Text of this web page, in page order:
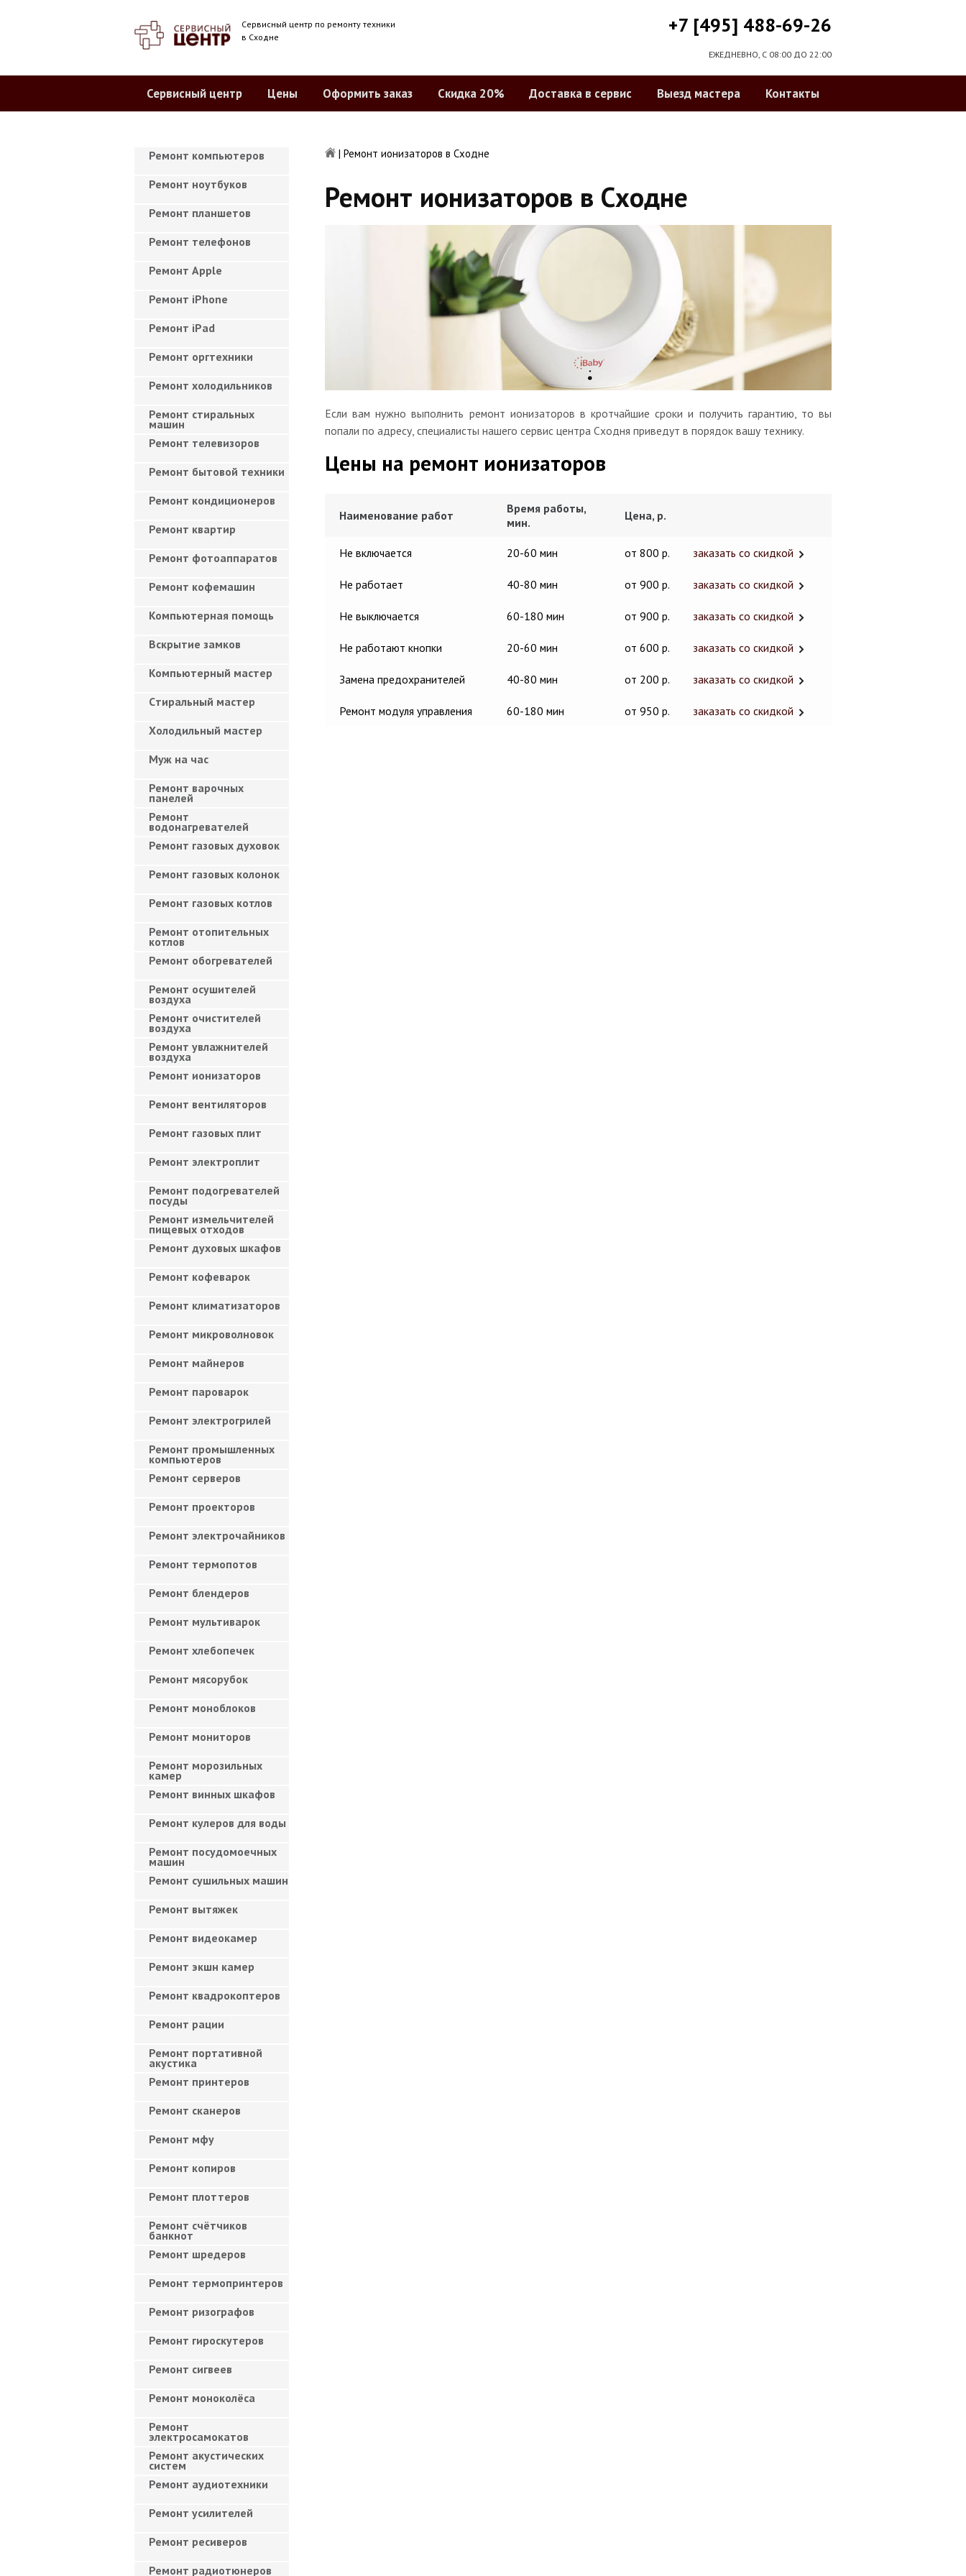
Сервисный центр по ремонту техники
в Сходне
+7 [495] 488-69-26
ЕЖЕДНЕВНО, С 08:00 ДО 22:00
Сервисный центр Цены Оформить заказ Скидка 20% Доставка в сервис Выезд мастера Контакты
| Ремонт ионизаторов в Сходне
Ремонт ионизаторов в Сходне
Если вам нужно выполнить ремонт ионизаторов в кротчайшие сроки и получить гарантию, то вы
попали по адресу, специалисты нашего сервис центра Сходня приведут в порядок вашу технику.
Цены на ремонт ионизаторов
Наименование работ
Время работы,
мин.
Цена, р.
Не включается 20-60 мин от 800 р. заказать со скидкой
Не работает 40-80 мин от 900 р. заказать со скидкой
Не выключается 60-180 мин от 900 р. заказать со скидкой
Не работают кнопки 20-60 мин от 600 р. заказать со скидкой
Замена предохранителей 40-80 мин от 200 р. заказать со скидкой
Ремонт модуля управления 60-180 мин от 950 р. заказать со скидкой
Ремонт компьютеров
Ремонт ноутбуков
Ремонт планшетов
Ремонт телефонов
Ремонт Apple
Ремонт iPhone
Ремонт iPad
Ремонт оргтехники
Ремонт холодильников
Ремонт стиральных
машин
Ремонт телевизоров
Ремонт бытовой техники
Ремонт кондиционеров
Ремонт квартир
Ремонт фотоаппаратов
Ремонт кофемашин
Компьютерная помощь
Вскрытие замков
Компьютерный мастер
Cтиральный мастер
Холодильный мастер
Муж на час
Ремонт варочных
панелей
Ремонт
водонагревателей
Ремонт газовых духовок
Ремонт газовых колонок
Ремонт газовых котлов
Ремонт отопительных
котлов
Ремонт обогревателей
Ремонт осушителей
воздуха
Ремонт очистителей
воздуха
Ремонт увлажнителей
воздуха
Ремонт ионизаторов
Ремонт вентиляторов
Ремонт газовых плит
Ремонт электроплит
Ремонт подогревателей
посуды
Ремонт измельчителей
пищевых отходов
Ремонт духовых шкафов
Ремонт кофеварок
Ремонт климатизаторов
Ремонт микроволновок
Ремонт майнеров
Ремонт пароварок
Ремонт электрогрилей
Ремонт промышленных
компьютеров
Ремонт серверов
Ремонт проекторов
Ремонт электрочайников
Ремонт термопотов
Ремонт блендеров
Ремонт мультиварок
Ремонт хлебопечек
Ремонт мясорубок
Ремонт моноблоков
Ремонт мониторов
Ремонт морозильных
камер
Ремонт винных шкафов
Ремонт кулеров для воды
Ремонт посудомоечных
машин
Ремонт сушильных машин
Ремонт вытяжек
Ремонт видеокамер
Ремонт экшн камер
Ремонт квадрокоптеров
Ремонт рации
Ремонт портативной
акустика
Ремонт принтеров
Ремонт сканеров
Ремонт мфу
Ремонт копиров
Ремонт плоттеров
Ремонт счётчиков
банкнот
Ремонт шредеров
Ремонт термопринтеров
Ремонт ризографов
Ремонт гироскутеров
Ремонт сигвеев
Ремонт моноколёса
Ремонт
электросамокатов
Ремонт акустических
систем
Ремонт аудиотехники
Ремонт усилителей
Ремонт ресиверов
Ремонт радиотюнеров